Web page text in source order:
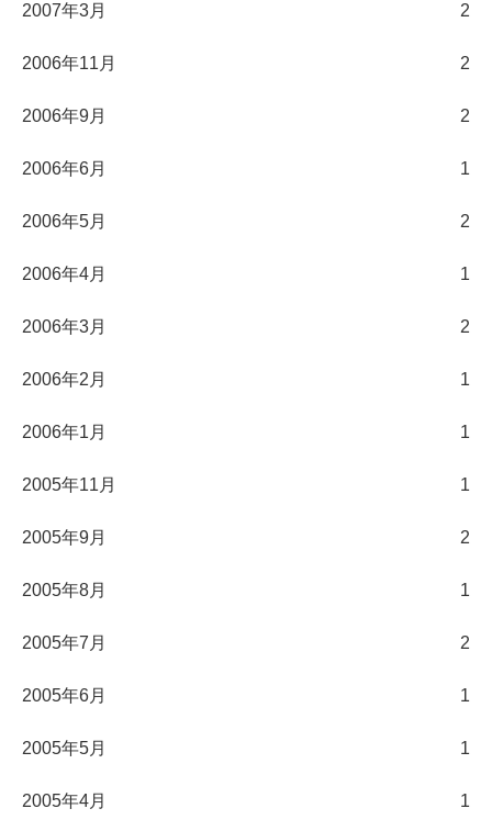
2007年3月 2
2006年11月 2
2006年9月 2
2006年6月 1
2006年5月 2
2006年4月 1
2006年3月 2
2006年2月 1
2006年1月 1
2005年11月 1
2005年9月 2
2005年8月 1
2005年7月 2
2005年6月 1
2005年5月 1
2005年4月 1